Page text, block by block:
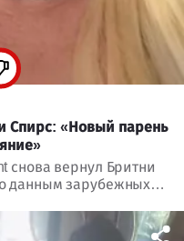
Спирс: «Новый парень
снова вернул Бритни
данным зарубежных